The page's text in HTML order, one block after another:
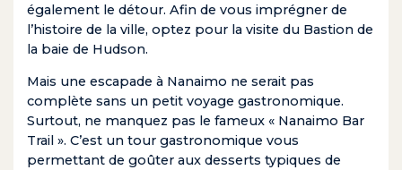
également le détour. Afin de vous imprégner de
l’histoire de la ville, optez pour la visite du Bastion de
la baie de Hudson.
Mais une escapade à Nanaimo ne serait pas
complète sans un petit voyage gastronomique.
Surtout, ne manquez pas le fameux « Nanaimo Bar
Trail ». C’est un tour gastronomique vous
permettant de goûter aux desserts typiques de